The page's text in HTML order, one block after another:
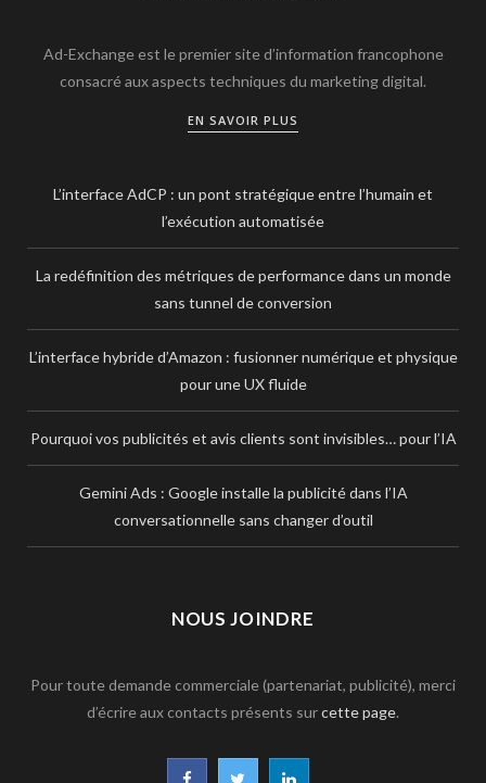
Ad-Exchange est le premier site d’information francophone
consacré aux aspects techniques du marketing digital.
EN SAVOIR PLUS
L’interface AdCP : un pont stratégique entre l’humain et
l’exécution automatisée
La redéfinition des métriques de performance dans un monde
sans tunnel de conversion
L’interface hybride d’Amazon : fusionner numérique et physique
pour une UX fluide
Pourquoi vos publicités et avis clients sont invisibles… pour l’IA
Gemini Ads : Google installe la publicité dans l’IA
conversationnelle sans changer d’outil
NOUS JOINDRE
Pour toute demande commerciale (partenariat, publicité), merci
d’écrire aux contacts présents surcette page.
F L